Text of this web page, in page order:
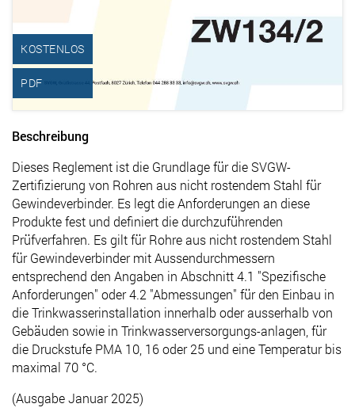
KOSTENLOS
PDF
Beschreibung
Dieses Reglement ist die Grundlage für die SVGW-
Zertifizierung von Rohren aus nicht rostendem Stahl für
Gewindeverbinder. Es legt die Anforderungen an diese
Produkte fest und definiert die durchzuführenden
Prüfverfahren. Es gilt für Rohre aus nicht rostendem Stahl
für Gewindeverbinder mit Aussendurchmessern
entsprechend den Angaben in Abschnitt 4.1 "Spezifische
Anforderungen" oder 4.2 "Abmessungen" für den Einbau in
die Trinkwasserinstallation innerhalb oder ausserhalb von
Gebäuden sowie in Trinkwasserversorgungs-anlagen, für
die Druckstufe PMA 10, 16 oder 25 und eine Temperatur bis
maximal 70 °C.
(Ausgabe Januar 2025)